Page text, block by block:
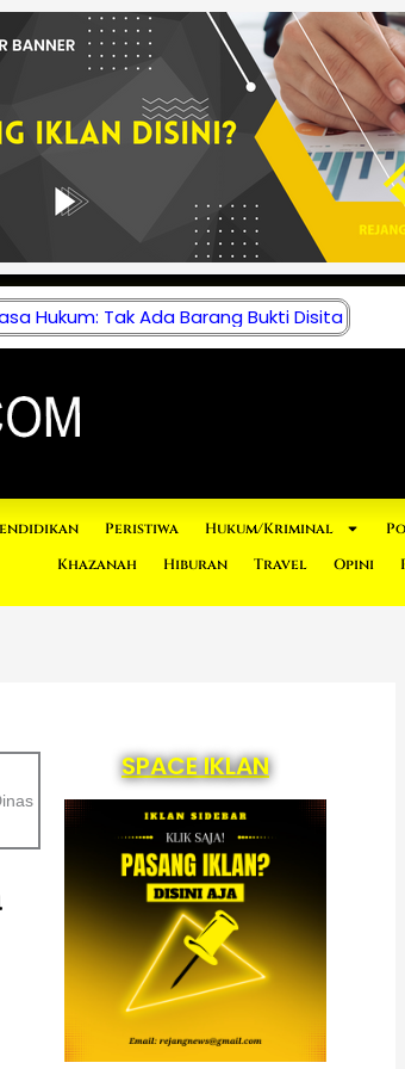
Hukum: Tak Ada Barang Bukti Disita
Peristiwa Hukum/Kriminal
Khazanah
Hiburan Travel Opini
SPACE IKLAN